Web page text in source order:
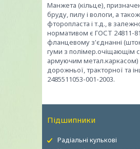
Манжета (кільце),
бруду, пилу і вологи, а
фторопласта і т.д., в
нормативом є ГОСТ 24811-
фланцевому з'єднанні
гуми з полімер.очіщающім
армуючим метал.каркасом)
дорожньої, тракторної та
2485511053-001-2003.
Підшипники
Радіальні кулькові